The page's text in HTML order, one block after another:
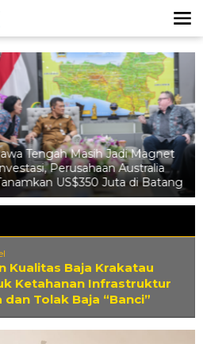
Masih Jadi Magnet
Perusahaan Australia
US$350 Juta di Batang
Kualitas Baja Krakatau
Ketahanan Infrastruktur
Tolak Baja “Banci”